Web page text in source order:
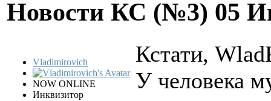
Новости КС (№3) 05
Vladimirovich
NOW ONLINE
Инквизитор
Кстати,
У человека